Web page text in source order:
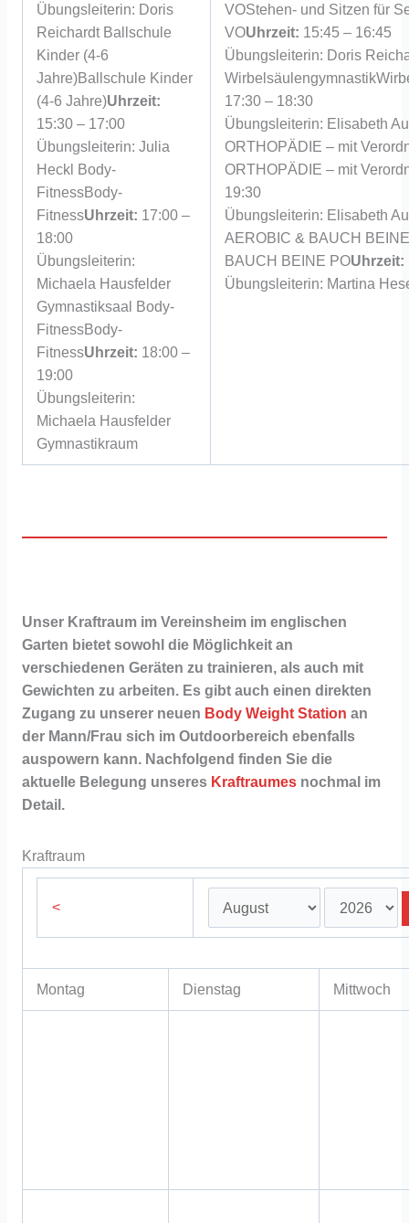
Übungsleiterin: Doris
Reichardt Ballschule
Kinder (4-6
Jahre)Ballschule Kinder
(4-6 Jahre)Uhrzeit:
15:30 – 17:00
Übungsleiterin: Julia
Heckl
Body-
FitnessBody-
FitnessUhrzeit: 17:00 –
18:00
Übungsleiterin:
Michaela Hausfelder
Gymnastiksaal
Body-
FitnessBody-
FitnessUhrzeit: 18:00 –
19:00
Übungsleiterin:
Michaela Hausfelder
Gymnastikraum
VOStehen- und Sitzen für
VOUhrzeit: 15:45 – 16:45
Übungsleiterin: Doris
Wirbelsäulengymnastik
17:30 – 18:30
Übungsleiterin: Elisabeth
ORTHOPÄDIE – mit
ORTHOPÄDIE – mit
19:30
Übungsleiterin: Elisabeth
AEROBIC & BAUCH
BAUCH BEINE POUhrzeit:
Übungsleiterin: Martina
Unser Kraftraum im Vereinsheim im englischen
Garten bietet sowohl die Möglichkeit an
verschiedenen Geräten zu trainieren, als auch mit
Gewichten zu arbeiten. Es gibt auch einen direkten
Zugang zu unserer neuen Body Weight Station an
der Mann/Frau sich im Outdoorbereich ebenfalls
auspowern kann. Nachfolgend finden Sie die
aktuelle Belegung unseres Kraftraumesnochmal im
Detail.
Kraftraum
<
Montag Dienstag Mittwoch